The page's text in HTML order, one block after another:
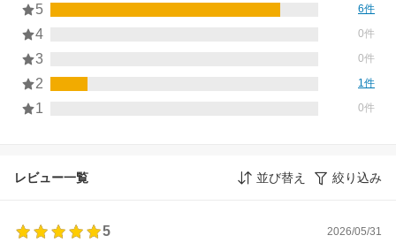
5 6件
4 0件
3 0件
2 1件
1 0件
レビュー一覧 並び替え 絞り込み
5
2026/05/31